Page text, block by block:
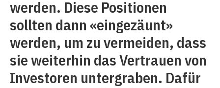
werden. Diese Positionen
sollten dann «eingezäunt»
werden, um zu vermeiden, dass
sie weiterhin das Vertrauen von
Investoren untergraben. Dafür